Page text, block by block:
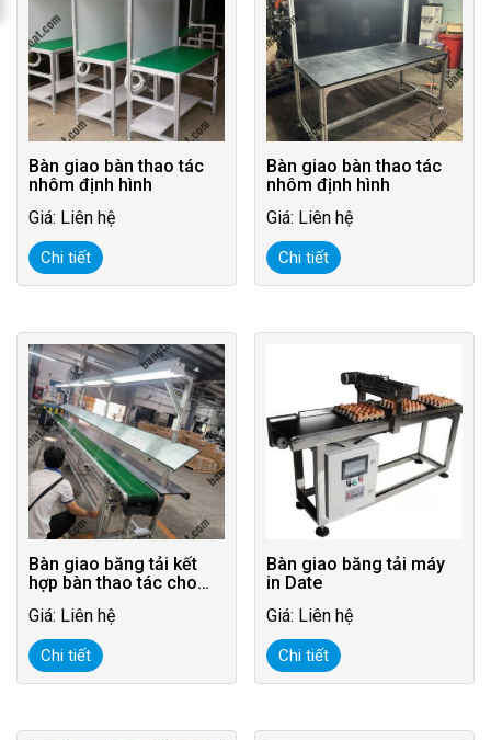
Bàn giao bàn thao tác
nhôm định hình
Giá: Liên hệ
Chi tiết
Bàn giao bàn thao tác
nhôm định hình
Giá: Liên hệ
Chi tiết
Bàn giao băng tải kết
hợp bàn thao tác cho
Giá: Liên hệ
Chi tiết
Bàn giao băng tải máy
in Date
Giá: Liên hệ
Chi tiết